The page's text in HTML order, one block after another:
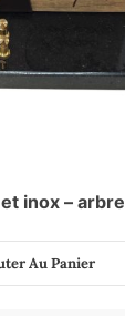
inox – arbre
Au Panier